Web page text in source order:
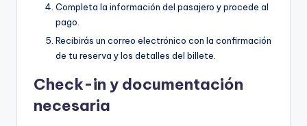
Completa la información del pasajero y procede al
pago.
Recibirás un correo electrónico con la confirmación
de tu reserva y los detalles del billete.
Check-in y documentación
necesaria